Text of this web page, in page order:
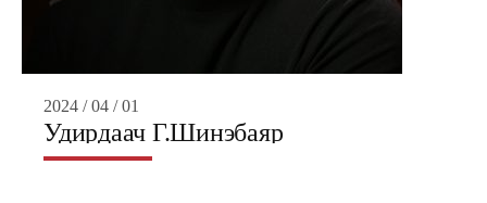
2024 / 04 / 01
Удирдаач Г.Шинэбаяр